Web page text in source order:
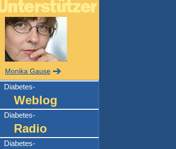
Monika Gause
Diabetes-
Weblog
Diabetes-
Radio
Diabetes-